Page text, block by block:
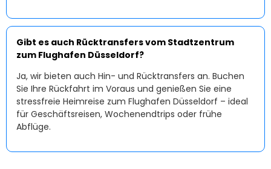
Gibt es auch Rücktransfers vom Stadtzentrum
zum Flughafen Düsseldorf?
Ja, wir bieten auch Hin- und Rücktransfers an. Buchen
Sie Ihre Rückfahrt im Voraus und genießen Sie eine
stressfreie Heimreise zum Flughafen Düsseldorf – ideal
für Geschäftsreisen, Wochenendtrips oder frühe
Abflüge.